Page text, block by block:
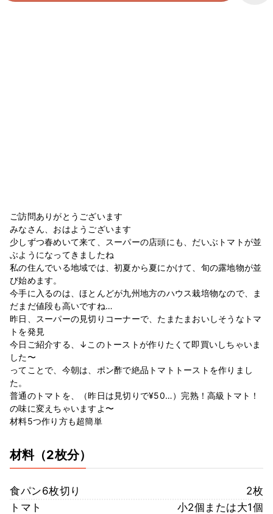
ご訪問ありがとうございます
みなさん、おはようございます
少しずつ春めいて来て、スーパーの店頭にも、だいぶトマトが並
ぶようになってきましたね
私の住んでいる地域では、初夏から夏にかけて、旬の露地物が並
び始めます。
今手に入るのは、ほとんどが九州地方のハウス栽培物なので、ま
だまだ値段も高いですね…
昨日、スーパーの見切りコーナーで、たまたまおいしそうなトマ
トを発見
今日ご紹介する、↓このトーストが作りたくて即買いしちゃいま
した〜
ってことで、今朝は、ポン酢で絶品トマトトーストを作りまし
た。
普通のトマトを、（昨日は見切りで¥50…）完熟！高級トマト！
の味に変えちゃいますよ〜
材料5つ作り方も超簡単
材料（2枚分）
食パン6枚切り
2枚
トマト
小2個または大1個